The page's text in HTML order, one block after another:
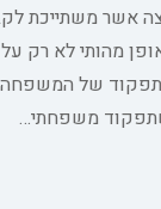
אשר משתייכת
מהותי לא רק
של
משפחתי…